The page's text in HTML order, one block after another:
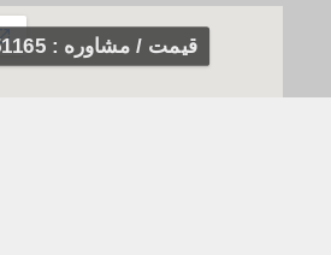
قیمت / مشاوره : 02122451165